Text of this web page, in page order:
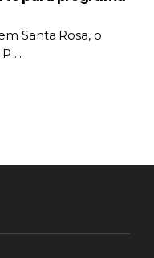
Santa Rosa, o
...